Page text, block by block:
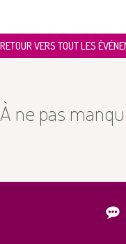
RETOUR VERS TOUT LES
À ne pas